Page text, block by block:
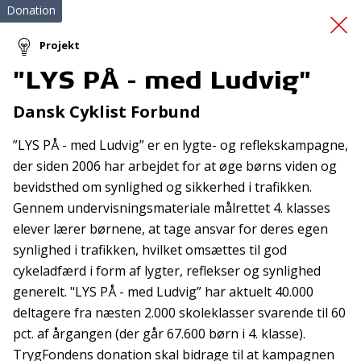
Fælles Fokus Giver
Fremgang 2
Donation
Projekt
"LYS PÅ - med Ludvig"
Dansk Cyklist Forbund
”LYS PÅ - med Ludvig” er en lygte- og reflekskampagne,
der siden 2006 har arbejdet for at øge børns viden og
bevidsthed om synlighed og sikkerhed i trafikken.
Gennem undervisningsmateriale målrettet 4. klasses
elever lærer børnene, at tage ansvar for deres egen
synlighed i trafikken, hvilket omsættes til god
cykeladfærd i form af lygter, reflekser og synlighed
generelt. "LYS PÅ - med Ludvig” har aktuelt 40.000
deltagere fra næsten 2.000 skoleklasser svarende til 60
pct. af årgangen (der går 67.600 børn i 4. klasse).
TrygFondens donation skal bidrage til at kampagnen
Tilmeld nyhedsbrev
De seneste nyheder om TrygFondens og TryghedsGruppens
aktiviteter direkte i din indbakke.